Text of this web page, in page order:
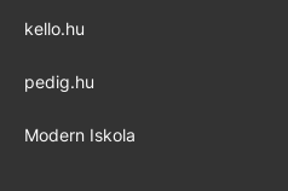
kello.hu
pedig.hu
Modern Iskola